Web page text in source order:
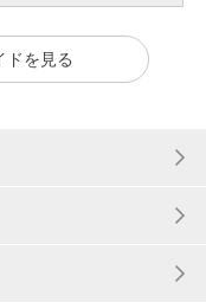
ドを見る